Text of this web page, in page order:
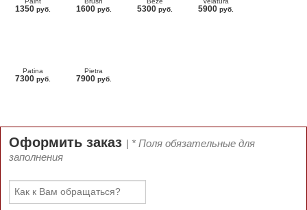
1350 руб. 1600 руб. 5300 руб. 5900 руб.
Patina
7300 руб.
Pietra
7900 руб.
Оформить заказ | * Поля обязательные для
заполнения